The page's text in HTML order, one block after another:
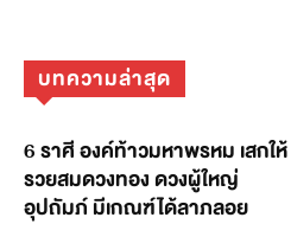
บทความล่าสุด
6 ราศี องค์ท้าวมหาพรหม เสกให้
รวยสมดวงทอง ดวงผู้ใหญ่
อุปถัมภ์ มีเกณฑ์ได้ลาภลอย